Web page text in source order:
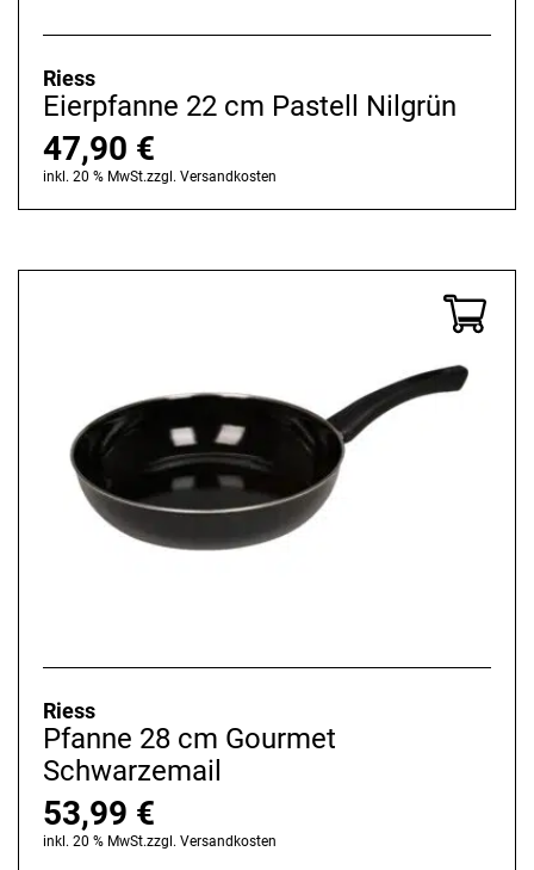
Riess
Eierpfanne 22 cm Pastell Nilgrün
47,90 €
inkl. 20 % MwSt.zzgl. Versandkosten
Riess
Pfanne 28 cm Gourmet
Schwarzemail
53,99 €
inkl. 20 % MwSt.zzgl. Versandkosten